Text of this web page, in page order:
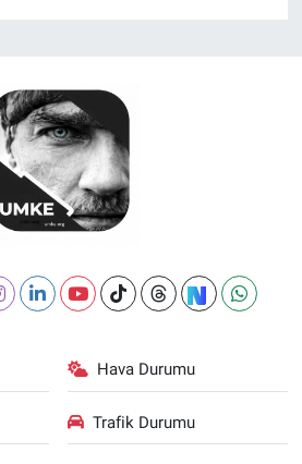
Hava Durumu
Trafik Durumu